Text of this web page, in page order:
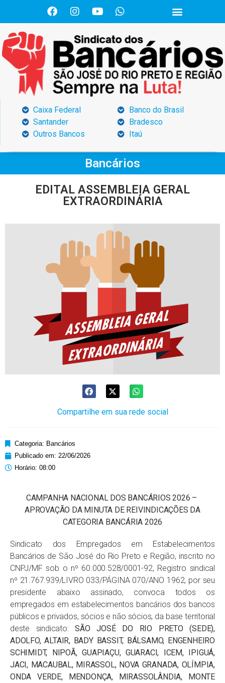
Caixa Federal
Santander
Outros Bancos
Banco do Brasil
Bradesco
Itaú
Bancários
EDITAL ASSEMBLEIA GERAL
EXTRAORDINÁRIA
Compartilhe em sua rede social
Categoria: Bancários
Publicado em: 22/06/2026
Horário: 08:00
CAMPANHA NACIONAL DOS BANCÁRIOS 2026 –
APROVAÇÃO DA MINUTA DE REIVINDICAÇÕES DA
CATEGORIA BANCÁRIA 2026
Sindicato dos Empregados em Estabelecimentos
Bancários de São José do Rio Preto e Região, inscrito no
CNPJ/MF sob o nº 60.000.528/0001-92, Registro sindical
nº 21.767.939/LIVRO 033/PÁGINA 070/ANO 1962, por seu
presidente abaixo assinado, convoca todos os
empregados em estabelecimentos bancários dos bancos
públicos e privados, sócios e não sócios, da base territorial
deste sindicato:SÃO JOSÉ DO RIO PRETO (SEDE),
ADOLFO, ALTAIR, BADY BASSIT, BÁLSAMO, ENGENHEIRO
SCHIMIDT, NIPOÃ, GUAPIAÇU, GUARACI, ICEM, IPIGUÁ,
JACI, MACAUBAL, MIRASSOL, NOVA GRANADA, OLÍMPIA,
ONDA VERDE, MENDONÇA, MIRASSOLÂNDIA, MONTE